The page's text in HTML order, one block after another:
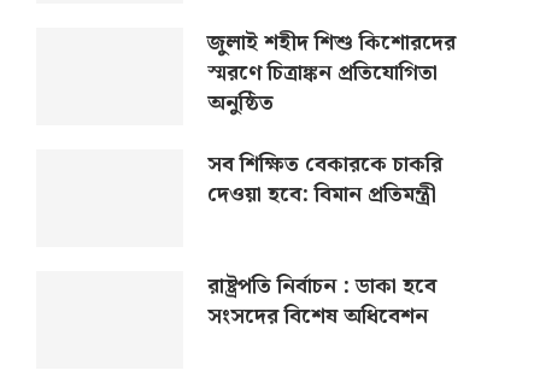
জুলাই শহীদ শিশু কিশোরদের
স্মরণে চিত্রাঙ্কন প্রতিযোগিতা
অনুষ্ঠিত
সব শিক্ষিত বেকারকে চাকরি
দেওয়া হবে: বিমান প্রতিমন্ত্রী
রাষ্ট্রপতি নির্বাচন : ডাকা হবে
সংসদের বিশেষ অধিবেশন